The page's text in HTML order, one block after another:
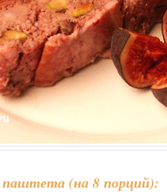
паштета (на 8 порций):